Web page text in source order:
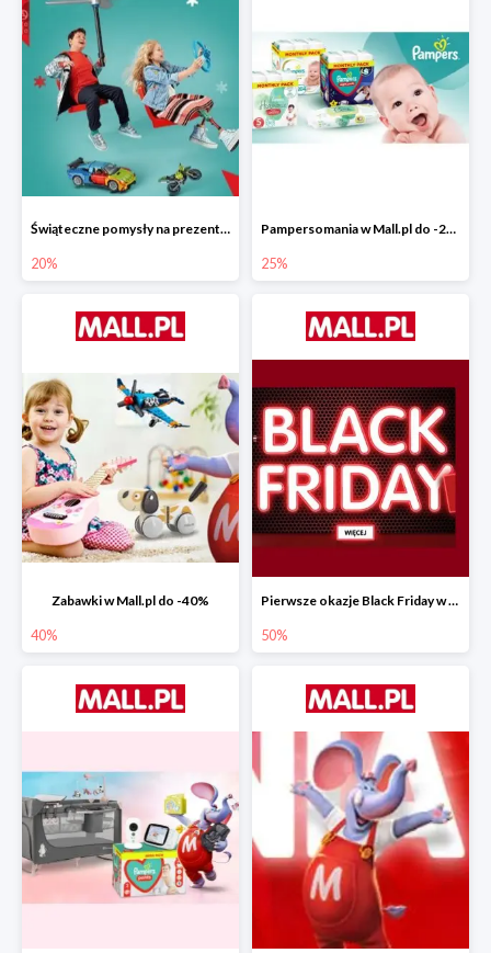
Świąteczne pomysły na prezenty od LEGO w Mall.pl do -20%
20%
Pampersomania w Mall.pl do -25%
25%
Zabawki w Mall.pl do -40%
40%
Pierwsze okazje Black Friday w Mall.pl do -50%
50%